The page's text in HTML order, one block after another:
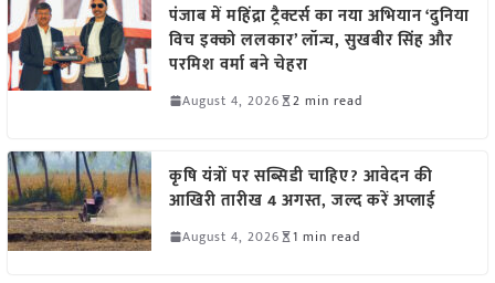
पंजाब में महिंद्रा ट्रैक्टर्स का नया अभियान ‘दुनिया
विच इक्को ललकार’ लॉन्च, सुखबीर सिंह और
परमिश वर्मा बने चेहरा
August 4, 2026 2 min read
कृषि यंत्रों पर सब्सिडी चाहिए? आवेदन की
आखिरी तारीख 4 अगस्त, जल्द करें अप्लाई
August 4, 2026 1 min read